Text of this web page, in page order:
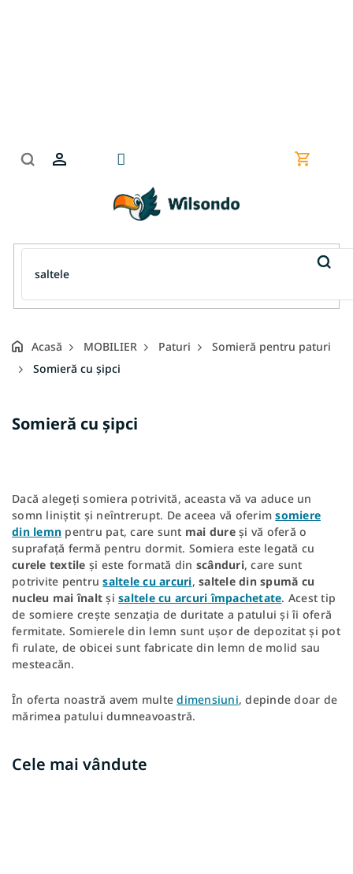
Coş
Acasă MOBILIER Paturi
Somieră pentru paturi
Somieră cu șipci
Somieră cu șipci
Dacă alegeți somiera potrivită, aceasta vă va aduce un
somn liniștit și neîntrerupt. De aceea vă oferimsomiere
din lemn pentru pat, care sunt mai dureși vă oferă o
suprafață fermă pentru dormit. Somiera este legată cu
curele textile și este formată din scânduri, care sunt
potrivite pentrusaltele cu arcuri, saltele din spumă cu
nucleu mai înaltși saltele cu arcuri împachetate. Acest tip
de somiere crește senzația de duritate a patului și îi oferă
fermitate. Somierele din lemn sunt ușor de depozitat și pot
fi rulate, de obicei sunt fabricate din lemn de molid sau
mesteacăn.
În oferta noastră avem multedimensiuni, depinde doar de
mărimea patului dumneavoastră.
Cele mai vândute